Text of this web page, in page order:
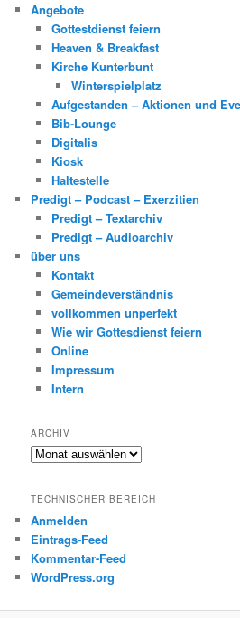
Angebote
Gottestdienst feiern
Heaven & Breakfast
Kirche Kunterbunt
Winterspielplatz
Aufgestanden – Aktionen und
Bib-Lounge
Digitalis
Kiosk
Haltestelle
Predigt – Podcast – Exerzitien
Predigt – Textarchiv
Predigt – Audioarchiv
über uns
Kontakt
Gemeindeverständnis
vollkommen unperfekt
Wie wir Gottesdienst feiern
Online
Impressum
Intern
ARCHIV
Archiv
TECHNISCHER BEREICH
Anmelden
Eintrags-Feed
Kommentar-Feed
WordPress.org